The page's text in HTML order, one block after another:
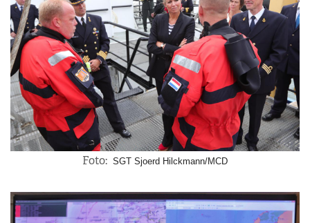
Foto: SGT Sjoerd Hilckmann/MCD